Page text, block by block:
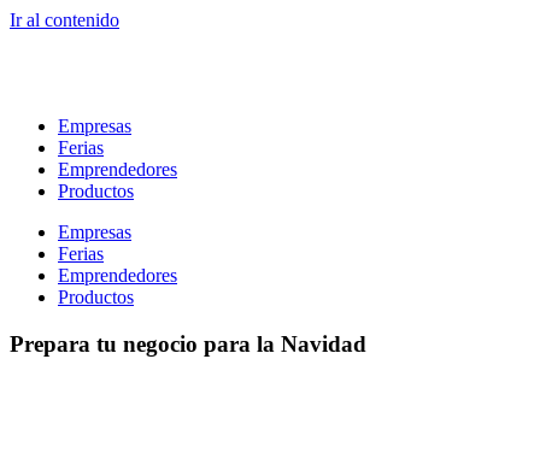
Ir al contenido
Empresas
Ferias
Emprendedores
Productos
Empresas
Ferias
Emprendedores
Productos
Prepara tu negocio para la Navidad